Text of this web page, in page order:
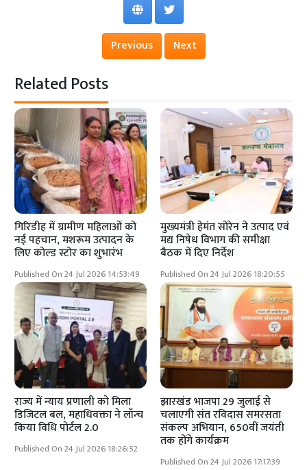
Previous Next
Related Posts
गिरिडीह में ग्रामीण महिलाओं को
नई पहचान, मशरूम उत्पादन के
लिए कोल्ड स्टोर का शुभारंभ
Published On 24 Jul 2026 14:53:49
मुख्यमंत्री हेमंत सोरेन ने उत्पाद एवं
मद्य निषेध विभाग की समीक्षा
बैठक में दिए निर्देश
Published On 24 Jul 2026 18:20:55
राज्य में न्याय प्रणाली को मिला
डिजिटल बल, महाधिवक्ता ने लॉन्च
किया विधि पोर्टल 2.0
Published On 24 Jul 2026 18:26:52
झारखंड भाजपा 29 जुलाई से
चलाएगी संत रविदास समरसता
संकल्प अभियान, 650वीं जयंती
तक होंगे कार्यक्रम
Published On 24 Jul 2026 17:17:39